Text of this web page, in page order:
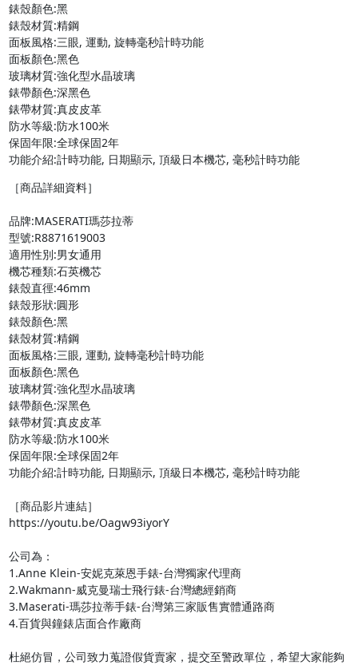
錶殼顏色:黑
錶殼材質:精鋼
面板風格:三眼, 運動, 旋轉毫秒計時功能
面板顏色:黑色
玻璃材質:強化型水晶玻璃
錶帶顏色:深黑色
錶帶材質:真皮皮革
防水等級:防水100米
保固年限:全球保固2年
功能介紹:計時功能, 日期顯示, 頂級日本機芯, 毫秒計時功能
［商品詳細資料］
品牌:MASERATI瑪莎拉蒂
型號:R8871619003
適用性別:男女通用
機芯種類:石英機芯
錶殼直徑:46mm
錶殼形狀:圓形
錶殼顏色:黑
錶殼材質:精鋼
面板風格:三眼, 運動, 旋轉毫秒計時功能
面板顏色:黑色
玻璃材質:強化型水晶玻璃
錶帶顏色:深黑色
錶帶材質:真皮皮革
防水等級:防水100米
保固年限:全球保固2年
功能介紹:計時功能, 日期顯示, 頂級日本機芯, 毫秒計時功能
［商品影片連結］
https://youtu.be/Oagw93iyorY
公司為：
1.Anne Klein-安妮克萊恩手錶-台灣獨家代理商
2.Wakmann-威克曼瑞士飛行錶-台灣總經銷商
3.Maserati-瑪莎拉蒂手錶-台灣第三家販售實體通路商
4.百貨與鐘錶店面合作廠商
杜絕仿冒，公司致力蒐證假貨賣家，提交至警政單位，希望大家能夠